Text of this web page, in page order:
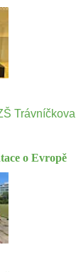
Trávníčkova
o Evropě